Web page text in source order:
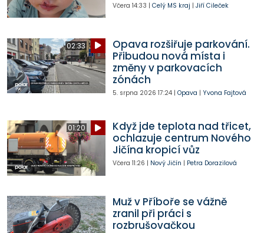
Včera 14:33 | Celý MS kraj | Jiří Cileček
02:33
Opava rozšiřuje parkování.
Přibudou nová místa i
změny v parkovacích
zónách
5. srpna 2026 17:24| Opava | Yvona Fajtová
01:20
Když jde teplota nad třicet,
ochlazuje centrum Nového
Jičína kropicí vůz
Včera 11:26 | Nový Jičín | Petra Dorazilová
Muž v Příboře se vážně
zranil při práci s
rozbrušovačkou